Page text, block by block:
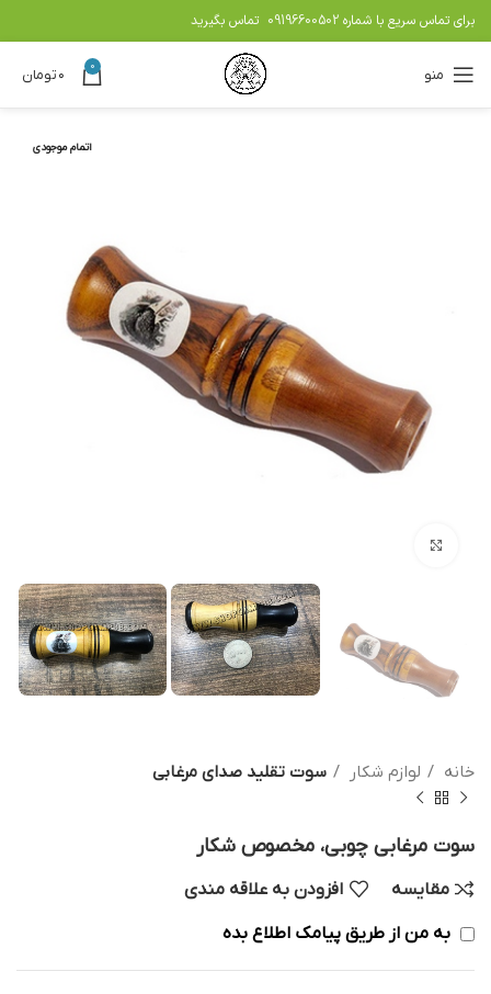
برای تماس سریع با شماره 09196600502 تماس بگیرید
منو 0 ۰تومان
اتمام موجودی
خانه لوازم شکار سوت تقلید صدای مرغابی
سوت مرغابی چوبی، مخصوص شکار
مقایسه افزودن به علاقه مندی
به من از طریق پیامک اطلاع بده